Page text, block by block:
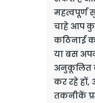
महत्वपूर्ण
चाहे आप
कठिनाई
या बस
अनुकूलित
कर रहे
तकनीकें